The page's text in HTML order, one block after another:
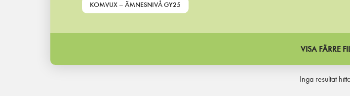
KOMVUX – ÄMNESNIVÅ GY25
VISA FÄRRE
Inga resultat